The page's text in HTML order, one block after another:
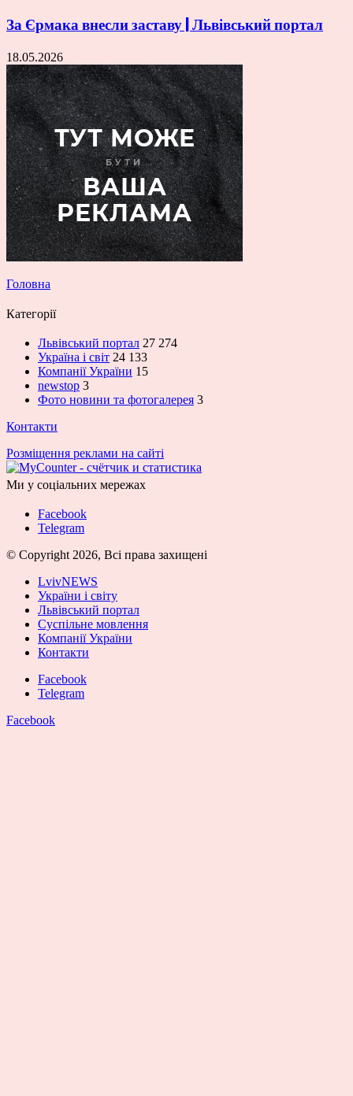
За Єрмака внесли заставу | Львівський портал
18.05.2026
Головна
Категорії
Львівський портал 27 274
Україна і світ 24 133
Компанії України 15
newstop 3
Фото новини та фотогалерея 3
Контакти
Розміщення реклами на сайті
Ми у соціальних мережах
Facebook
Telegram
© Copyright 2026, Всі права захищені
LvivNEWS
України і світу
Львівський портал
Суспільне мовлення
Компанії України
Контакти
Facebook
Telegram
Facebook